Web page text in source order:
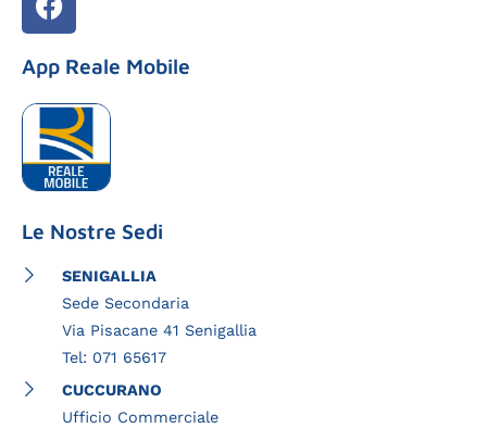
App Reale Mobile
Le Nostre Sedi
SENIGALLIA
Sede Secondaria
Via Pisacane 41 Senigallia
Tel: 071 65617
CUCCURANO
Ufficio Commerciale